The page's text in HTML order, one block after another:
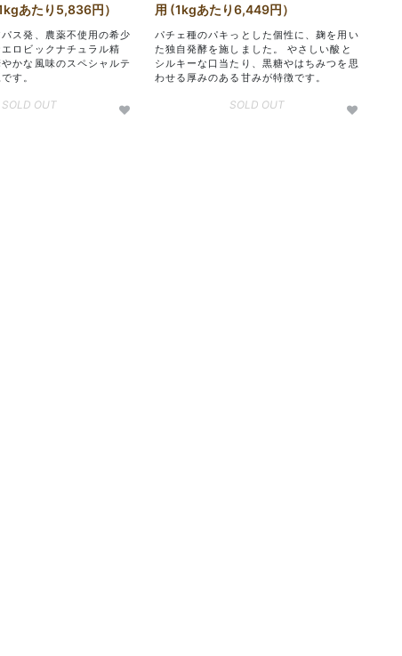
あたり5,836円）
ス発、農薬不使用の希少
ロビックナチュラル精
かな風味のスペシャルテ
す。
SOLD OUT
用 (1kgあたり6,449円）
パチェ種のパキっとした個性に、麹を用い
た独自発酵を施しました。 やさしい酸と
シルキーな口当たり、黒糖やはちみつを思
わせる厚みのある甘みが特徴です。
SOLD OUT